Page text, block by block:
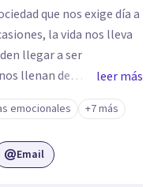
que nos exige día a
la vida nos lleva
llegar a ser
llenan de
de resolverlos. Si
tu vida, te invito a
que estás viviendo
confiable y
leer más
emocionales +7 más
Email